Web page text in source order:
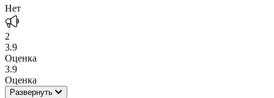
Нет
2
3.9
Оценка
3.9
Оценка
Развернуть